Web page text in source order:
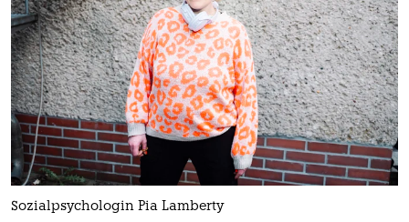
Sozialpsychologin Pia Lamberty